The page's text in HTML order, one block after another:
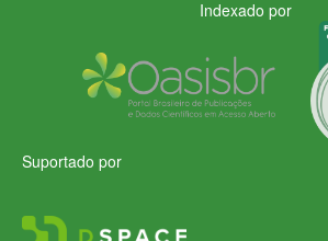
Indexado por
Suportado por